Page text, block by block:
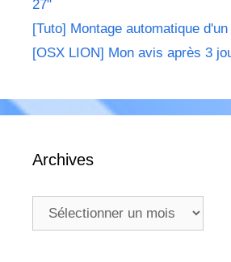
27"
[Tuto] Montage automatique
[OSX LION] Mon avis après 3
Archives
Archives